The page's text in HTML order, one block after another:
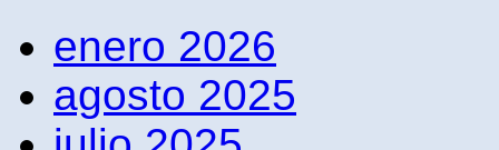
enero 2026
agosto 2025